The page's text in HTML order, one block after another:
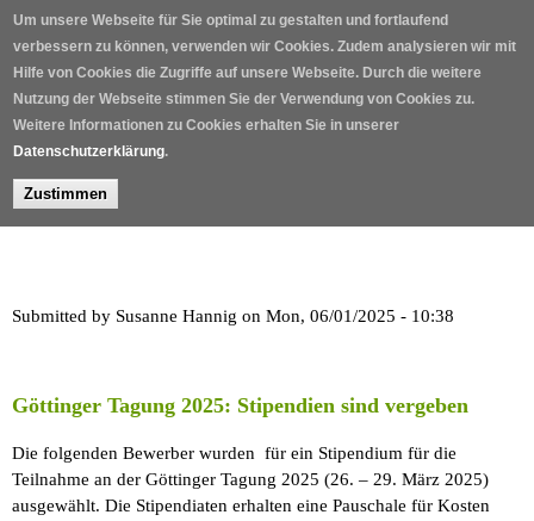
Um unsere Webseite für Sie optimal zu gestalten und fortlaufend
verbessern zu können, verwenden wir Cookies. Zudem analysieren wir mit
Hilfe von Cookies die Zugriffe auf unsere Webseite. Durch die weitere
Nutzung der Webseite stimmen Sie der Verwendung von Cookies zu.
Weitere Informationen zu Cookies erhalten Sie in unserer
Datenschutzerklärung.
Zustimmen
Skip to main content
Home /
Submitted by Susanne Hannig on Mon, 06/01/2025 - 10:38
Göttinger Tagung 2025: Stipendien sind vergeben
Die folgenden Bewerber wurden für ein Stipendium für die
Teilnahme an der Göttinger Tagung 2025 (26. – 29. März 2025)
ausgewählt. Die Stipendiaten erhalten eine Pauschale für Kosten